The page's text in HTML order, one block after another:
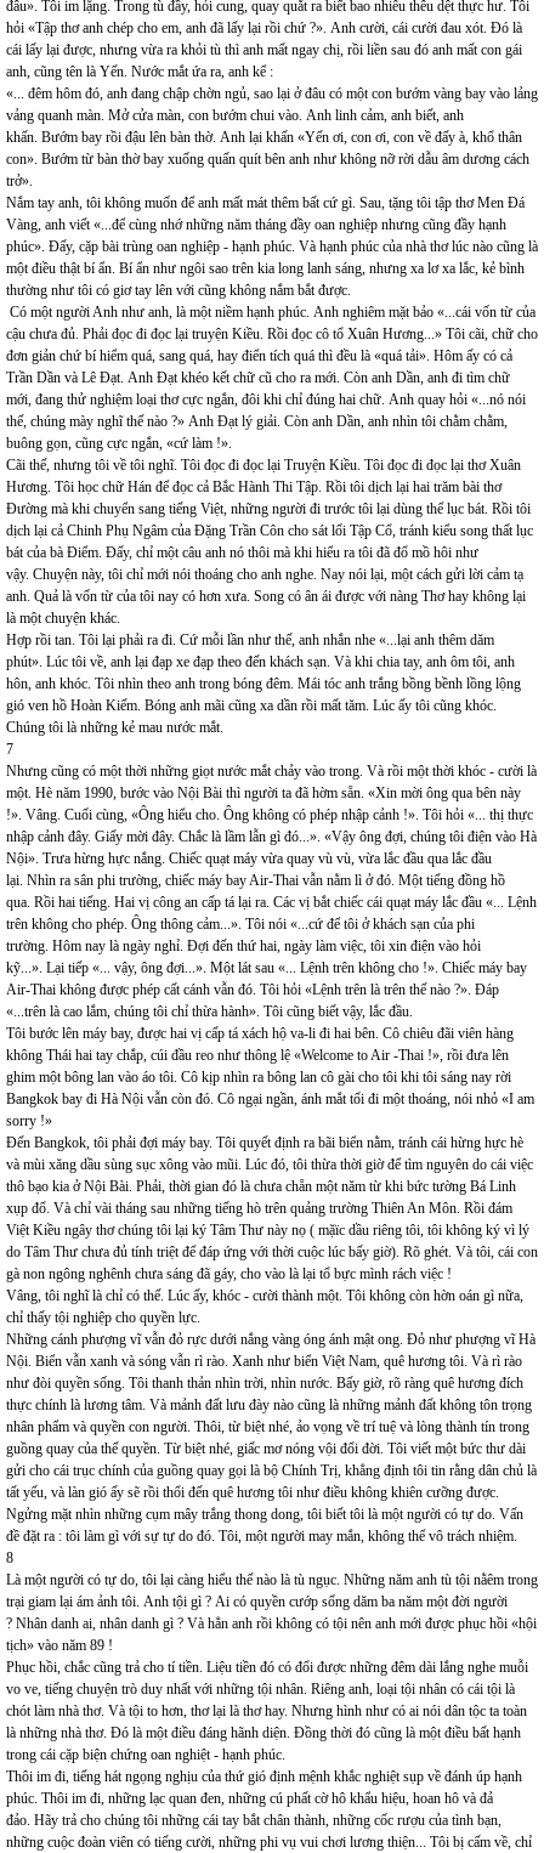
đâu». Tôi im lặng. Trong tù đầy, hỏi cung, quay quắt ra biết bao nhiêu thêu dệt thực hư. Tôi
hỏi «Tập thơ anh chép cho em, anh đã lấy lại rồi chứ ?». Anh cười, cái cười đau xót. Đó là
cái lấy lại được, nhưng vừa ra khỏi tù thì anh mất ngay chị, rồi liền sau đó anh mất con gái
anh, cũng tên là Yến. Nước mắt ứa ra, anh kể :
«... đêm hôm đó, anh đang chập chờn ngủ, sao lại ở đâu có một con bướm vàng bay vào lảng
vảng quanh màn. Mở cửa màn, con bướm chui vào. Anh linh cảm, anh biết, anh
khấn. Bướm bay rồi đậu lên bàn thờ. Anh lại khấn «Yến ơi, con ơi, con về đấy à, khổ thân
con». Bướm từ bàn thờ bay xuống quấn quít bên anh như không nỡ rời dẫu âm dương cách
trở».
Nắm tay anh, tôi không muốn để anh mất mát thêm bất cứ gì. Sau, tặng tôi tập thơ Men Đá
Vàng, anh viết «...để cùng nhớ những năm tháng đầy oan nghiệp nhưng cũng đầy hạnh
phúc». Đấy, cặp bài trùng oan nghiệp - hạnh phúc. Và hạnh phúc của nhà thơ lúc nào cũng là
một điều thật bí ẩn. Bí ẩn như ngôi sao trên kia long lanh sáng, nhưng xa lơ xa lắc, kẻ bình
thường như tôi có giơ tay lên với cũng không nắm bắt được.
Có một người Anh như anh, là một niềm hạnh phúc. Anh nghiêm mặt bảo «...cái vốn từ của
cậu chưa đủ. Phải đọc đi đọc lại truyện Kiều. Rồi đọc cô tổ Xuân Hương...» Tôi cãi, chữ cho
đơn giản chứ bí hiểm quá, sang quá, hay điển tích quá thì đều là «quá tải». Hôm ấy có cả
Trần Dần và Lê Đạt. Anh Đạt khéo kết chữ cũ cho ra mới. Còn anh Dần, anh đi tìm chữ
mới, đang thử nghiệm loại thơ cực ngắn, đôi khi chỉ đúng hai chữ. Anh quay hỏi «...nó nói
thế, chúng mày nghĩ thế nào ?» Anh Đạt lý giải. Còn anh Dần, anh nhìn tôi chằm chằm,
buông gọn, cũng cực ngắn, «cứ làm !».
Cãi thế, nhưng tôi về tôi nghĩ. Tôi đọc đi đọc lại Truyện Kiều. Tôi đọc đi đọc lại thơ Xuân
Hương. Tôi học chữ Hán để đọc cả Bắc Hành Thi Tập. Rồi tôi dịch lại hai trăm bài thơ
Đường mà khi chuyển sang tiếng Việt, những người đi trước tôi lại dùng thể lục bát. Rồi tôi
dịch lại cả Chinh Phụ Ngâm của Đặng Trần Côn cho sát lối Tập Cổ, tránh kiểu song thất lục
bát của bà Điểm. Đấy, chỉ một câu anh nó thôi mà khi hiểu ra tôi đã đổ mồ hôi như
vậy. Chuyện này, tôi chỉ mới nói thoáng cho anh nghe. Nay nói lại, một cách gửi lời cảm tạ
anh. Quả là vốn từ của tôi nay có hơn xưa. Song có ân ái được với nàng Thơ hay không lại
là một chuyện khác.
Hợp rồi tan. Tôi lại phải ra đi. Cứ mỗi lần như thế, anh nhắn nhe «...lại anh thêm dăm
phút». Lúc tôi về, anh lại đạp xe đạp theo đến khách sạn. Và khi chia tay, anh ôm tôi, anh
hôn, anh khóc. Tôi nhìn theo anh trong bóng đêm. Mái tóc anh trắng bồng bềnh lồng lộng
gió ven hồ Hoàn Kiếm. Bóng anh mãi cũng xa dần rồi mất tăm. Lúc ấy tôi cũng khóc.
Chúng tôi là những kẻ mau nước mắt.
7
Nhưng cũng có một thời những giọt nước mắt chảy vào trong. Và rồi một thời khóc - cười là
một. Hè năm 1990, bước vào Nội Bài thì người ta đã hờm sẵn. «Xin mời ông qua bên này
!». Vâng. Cuối cùng, «Ông hiểu cho. Ông không có phép nhập cảnh !». Tôi hỏi «... thị thực
nhập cảnh đây. Giấy mời đây. Chắc là lầm lẫn gì đó...». «Vậy ông đợi, chúng tôi điện vào Hà
Nội». Trưa hừng hực nắng. Chiếc quạt máy vừa quay vù vù, vừa lắc đầu qua lắc đầu
lại. Nhìn ra sân phi trường, chiếc máy bay Air-Thai vẫn nằm lì ở đó. Một tiếng đồng hồ
qua. Rồi hai tiếng. Hai vị công an cấp tá lại ra. Các vị bắt chiếc cái quạt máy lắc đầu «... Lệnh
trên không cho phép. Ông thông cảm...». Tôi nói «...cứ để tôi ở khách sạn của phi
trường. Hôm nay là ngày nghỉ. Đợi đến thứ hai, ngày làm việc, tôi xin điện vào hỏi
kỹ...». Lại tiếp «... vậy, ông đợi...». Một lát sau «... Lệnh trên không cho !». Chiếc máy bay
Air-Thai không được phép cất cánh vẫn đó. Tôi hỏi «Lệnh trên là trên thế nào ?». Đáp
«...trên là cao lắm, chúng tôi chỉ thừa hành». Tôi cũng biết vậy, lắc đầu.
Tôi bước lên máy bay, được hai vị cấp tá xách hộ va-li đi hai bên. Cô chiêu đãi viên hàng
không Thái hai tay chắp, cúi đầu reo như thông lệ «Welcome to Air -Thai !», rồi đưa lên
ghim một bông lan vào áo tôi. Cô kịp nhìn ra bông lan cô gài cho tôi khi tôi sáng nay rời
Bangkok bay đi Hà Nội vẫn còn đó. Cô ngại ngần, ánh mắt tối đi một thoáng, nói nhỏ «I am
sorry !»
Đến Bangkok, tôi phải đợi máy bay. Tôi quyết định ra bãi biển nằm, tránh cái hừng hực hè
và mùi xăng dầu sùng sục xông vào mũi. Lúc đó, tôi thừa thời giờ để tìm nguyên do cái việc
thô bạo kia ở Nội Bài. Phải, thời gian đó là chưa chẵn một năm từ khi bức tường Bá Linh
xụp đổ. Và chỉ vài tháng sau những tiếng hò trên quảng trường Thiên An Môn. Rồi đám
Việt Kiều ngây thơ chúng tôi lại ký Tâm Thư này nọ ( mặïc dầu riêng tôi, tôi không ký vì lý
do Tâm Thư chưa đủ tính triệt để đáp ứng với thời cuộc lúc bấy giờ). Rõ ghét. Và tôi, cái con
gà non ngông nghênh chưa sáng đã gáy, cho vào là lại tổ bực mình rách việc !
Vâng, tôi nghĩ là chỉ có thế. Lúc ấy, khóc - cười thành một. Tôi không còn hờn oán gì nữa,
chỉ thấy tội nghiệp cho quyền lực.
Những cánh phượng vĩ vẫn đỏ rực dưới nắng vàng óng ánh mật ong. Đỏ như phượng vĩ Hà
Nội. Biển vẫn xanh và sóng vẫn rì rào. Xanh như biển Việt Nam, quê hương tôi. Và rì rào
như đòi quyền sống. Tôi thanh thản nhìn trời, nhìn nước. Bấy giờ, rõ ràng quê hương đích
thực chính là lương tâm. Và mảnh đất lưu đày nào cũng là những mảnh đất không tôn trọng
nhân phẩm và quyền con người. Thôi, từ biệt nhé, ảo vọng về trí tuệ và lòng thành tín trong
guồng quay của thế quyền. Từ biệt nhé, giấc mơ nóng vội đổi đời. Tôi viết một bức thư dài
gửi cho cái trục chính của guồng quay gọi là bộ Chính Trị, khẳng định tôi tin rằng dân chủ là
tất yếu, và làn gió ấy sẽ rồi thổi đến quê hương tôi như điều không khiên cưỡng được.
Ngửng mặt nhìn những cụm mây trắng thong dong, tôi biết tôi là một người có tự do. Vấn
đề đặt ra : tôi làm gì với sự tự do đó. Tôi, một người may mắn, không thể vô trách nhiệm.
8
Là một người có tự do, tôi lại càng hiểu thế nào là tù ngục. Những năm anh tù tội nằêm trong
trại giam lại ám ảnh tôi. Anh tội gì ? Ai có quyền cướp sống dăm ba năm một đời người
? Nhân danh ai, nhân danh gì ? Và hẳn anh rồi không có tội nên anh mới được phục hồi «hội
tịch» vào năm 89 !
Phục hồi, chắc cũng trả cho tí tiền. Liệu tiền đó có đổi được những đêm dài lắng nghe muỗi
vo ve, tiếng chuyện trò duy nhất với những tội nhân. Riêng anh, loại tội nhân có cái tội là
chót làm nhà thơ. Và tội to hơn, thơ lại là thơ hay. Nhưng hình như có ai nói dân tộc ta toàn
là những nhà thơ. Đó là một điều đáng hãnh diện. Đồng thời đó cũng là một điều bất hạnh
trong cái cặp biện chứng oan nghiệt - hạnh phúc.
Thôi im đi, tiếng hát ngọng nghịu của thứ gió định mệnh khắc nghiệt sụp về đánh úp hạnh
phúc. Thôi im đi, những lạc quan đen, những cú phất cờ hô khẩu hiệu, hoan hô và đả
đảo. Hãy trả cho chúng tôi những cái tay bắt chân thành, những cốc rượu của tình bạn,
những cuộc đoàn viên có tiếng cười, những phi vụ vui chơi lương thiện... Tôi bị cấm về, chỉ